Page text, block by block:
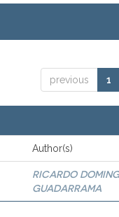
previous 1
Author(s)
RICARDO
GUADARRAMA